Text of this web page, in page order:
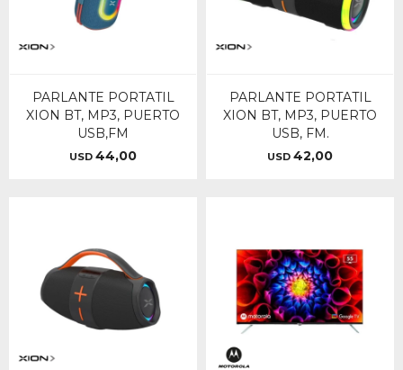
PARLANTE PORTATIL
XION BT, MP3, PUERTO
USB,FM
USD 44,00
PARLANTE PORTATIL
XION BT, MP3, PUERTO
USB, FM.
USD 42,00